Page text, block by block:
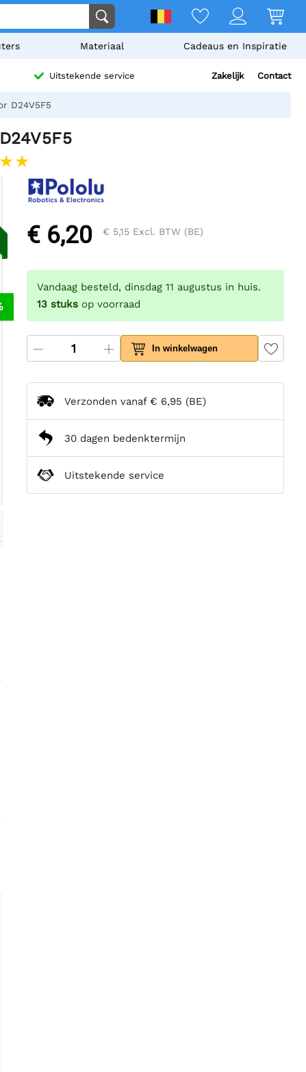
Materiaal Cadeaus en Inspiratie
Uitstekende service Zakelijk Contact
D24V5F5
€ 6,20 € 5,15 Excl. BTW (BE)
Vandaag besteld, dinsdag 11 augustus in huis.
13 stuks op voorraad
In winkelwagen
Verzonden vanaf € 6,95 (BE)
30 dagen bedenktermijn
Uitstekende service